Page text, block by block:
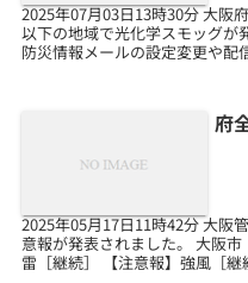
2025年07月03日13時30分 大
以下の地域で光化学スモッグが
防災情報メールの設定変更や
府
2025年05月17日11時42分 大阪
意報が発表されました。 大阪市
雷［継続］ 【注意報】強風［